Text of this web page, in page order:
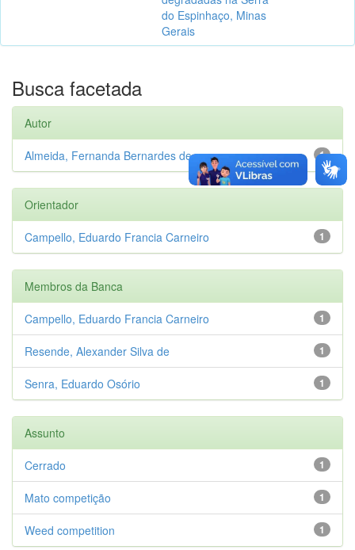
do Espinhaço, Minas
Gerais
Busca facetada
Autor
1
Almeida, Fernanda Bernardes de
Orientador
1
Campello, Eduardo Francia Carneiro
Membros da Banca
1
Campello, Eduardo Francia Carneiro
1
Resende, Alexander Silva de
1
Senra, Eduardo Osório
Assunto
1
Cerrado
1
Mato competição
1
Weed competition